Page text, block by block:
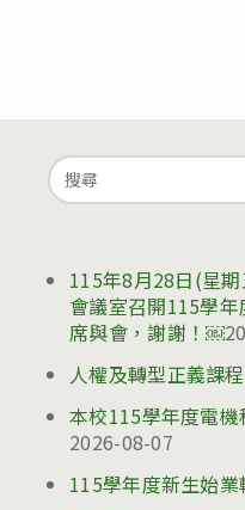
Search
for:
115年8月28日(星
會議室召開115學
席與會，謝謝！￼
人權及轉型正義課
本校115學年度電
2026-08-07
115學年度新生始